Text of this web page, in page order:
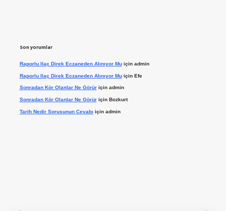
Son yorumlar
Raporlu Ilaç Direk Eczaneden Alınıyor Muiçin admin
Raporlu Ilaç Direk Eczaneden Alınıyor Muiçin Efe
Sonradan Kör Olanlar Ne Görüriçin admin
Sonradan Kör Olanlar Ne Görüriçin Bozkurt
Tarih Nedir Sorusunun Cevabı için admin